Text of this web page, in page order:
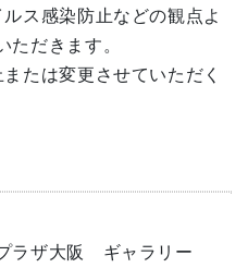
ス感染防止などの観点よ
だきます。
たは変更させていただく
ラザ大阪 ギャラリー